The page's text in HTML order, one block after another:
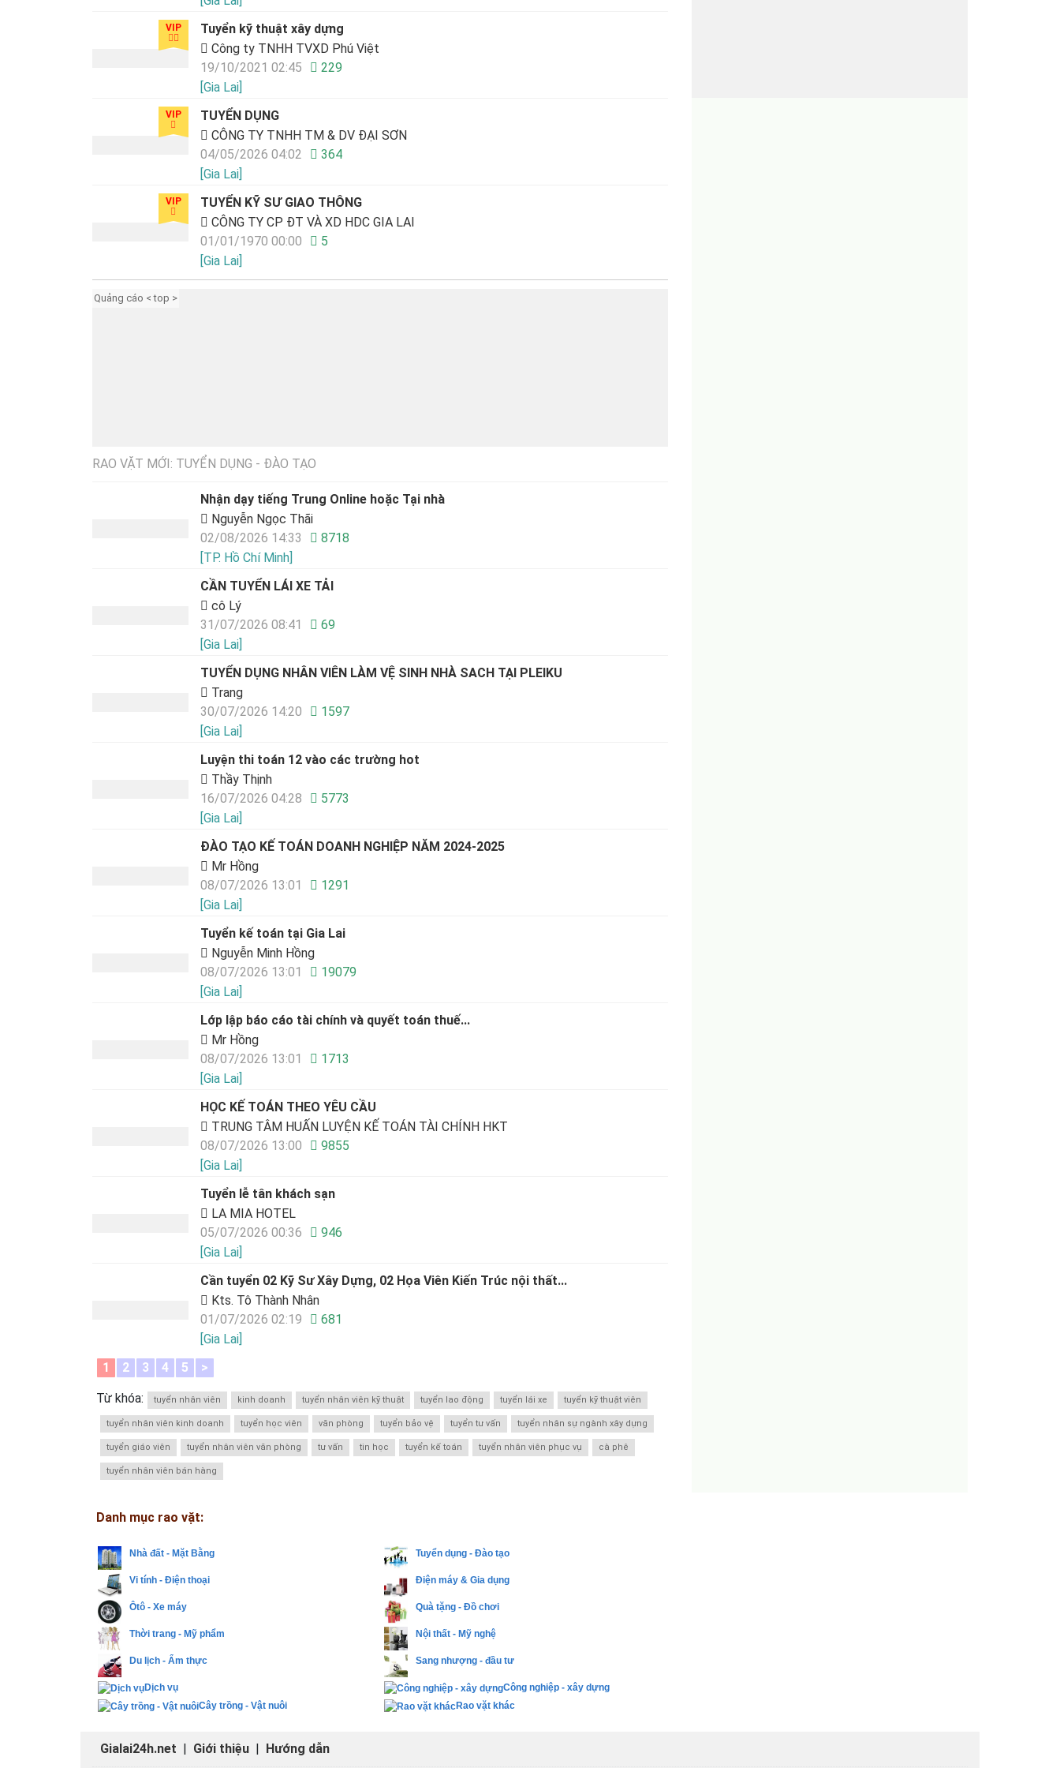
VIP
Tuyển kỹ thuật xây dựng
Công ty TNHH TVXD Phú Việt
19/10/2021 02:45
229
[Gia Lai]
VIP
TUYỂN DỤNG
CÔNG TY TNHH TM & DV ĐẠI SƠN
04/05/2026 04:02
364
[Gia Lai]
VIP
TUYỂN KỸ SƯ GIAO THÔNG
CÔNG TY CP ĐT VÀ XD HDC GIA LAI
01/01/1970 00:00
5
[Gia Lai]
Quảng cáo < top >
RAO VẶT MỚI: TUYỂN DỤNG - ĐÀO TẠO
Nhận dạy tiếng Trung Online hoặc Tại nhà
Nguyễn Ngọc Thãi
02/08/2026 14:33
8718
[TP. Hồ Chí Minh]
CẦN TUYỂN LÁI XE TẢI
cô Lý
31/07/2026 08:41
69
[Gia Lai]
TUYỂN DỤNG NHÂN VIÊN LÀM VỆ SINH NHÀ SACH TẠI PLEIKU
Trang
30/07/2026 14:20
1597
[Gia Lai]
Luyện thi toán 12 vào các trường hot
Thầy Thịnh
16/07/2026 04:28
5773
[Gia Lai]
ĐÀO TẠO KẾ TOÁN DOANH NGHIỆP NĂM 2024-2025
Mr Hồng
08/07/2026 13:01
1291
[Gia Lai]
Tuyển kế toán tại Gia Lai
Nguyễn Minh Hồng
08/07/2026 13:01
19079
[Gia Lai]
Lớp lập báo cáo tài chính và quyết toán thuế...
Mr Hồng
08/07/2026 13:01
1713
[Gia Lai]
HỌC KẾ TOÁN THEO YÊU CẦU
TRUNG TÂM HUẤN LUYỆN KẾ TOÁN TÀI CHÍNH HKT
08/07/2026 13:00
9855
[Gia Lai]
Tuyển lễ tân khách sạn
LA MIA HOTEL
05/07/2026 00:36
946
[Gia Lai]
Cần tuyển 02 Kỹ Sư Xây Dựng, 02 Họa Viên Kiến Trúc nội thất...
Kts. Tô Thành Nhân
01/07/2026 02:19
681
[Gia Lai]
1
2 3 4 5 >
Từ khóa: tuyển nhân viên kinh doanh tuyển nhân viên kỹ thuật tuyển lao động tuyển lái xe tuyển kỹ thuật viên
tuyển nhân viên kinh doanh tuyển học viên văn phòng tuyển bảo vệ tuyển tư vấn tuyển nhân sự ngành xây dựng
tuyển giáo viên tuyển nhân viên văn phòng tư vấn tin học tuyển kế toán tuyển nhân viên phục vụ cà phê
tuyển nhân viên bán hàng
Danh mục rao vặt:
Nhà đất - Mặt Bằng Tuyển dụng - Đào tạo
Vi tính - Điện thoại Điện máy & Gia dụng
Ôtô - Xe máy Quà tặng - Đồ chơi
Thời trang - Mỹ phẩm Nội thất - Mỹ nghệ
Du lịch - Ẩm thực Sang nhượng - đầu tư
Dịch vụ
Công nghiệp - xây dựng
Cây trồng - Vật nuôi
Rao vặt khác
Gialai24h.net | Giới thiệu | Hướng dẫn